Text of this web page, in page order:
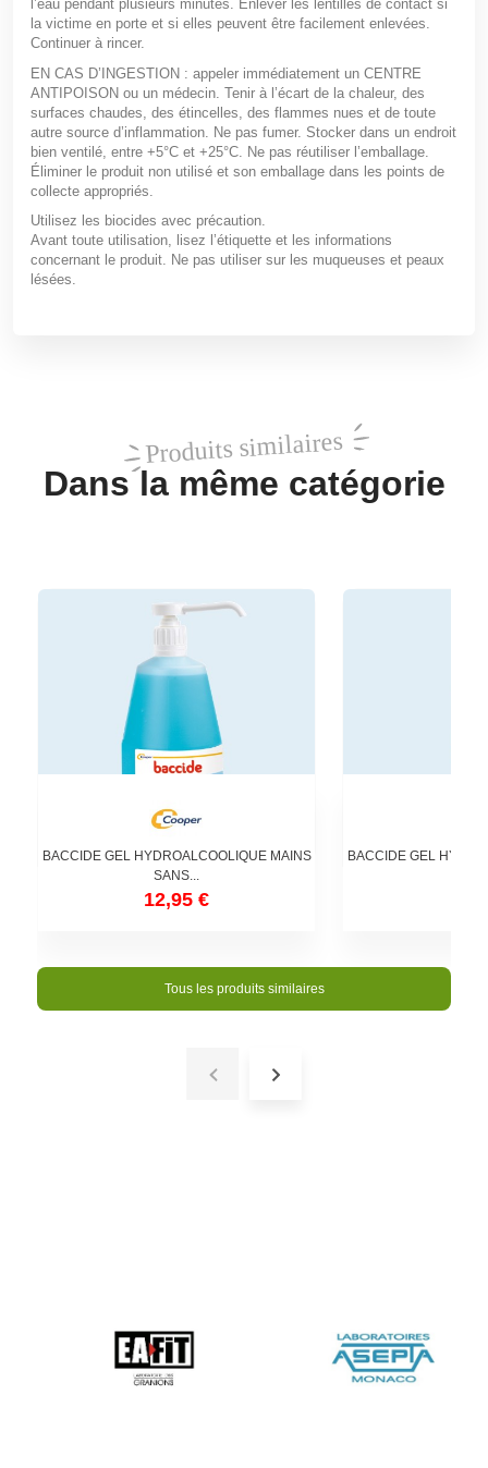
l’eau pendant plusieurs minutes. Enlever les lentilles de contact si
la victime en porte et si elles peuvent être facilement enlevées.
Continuer à rincer.
EN CAS D’INGESTION : appeler immédiatement un CENTRE
ANTIPOISON ou un médecin. Tenir à l’écart de la chaleur, des
surfaces chaudes, des étincelles, des flammes nues et de toute
autre source d’inflammation. Ne pas fumer. Stocker dans un endroit
bien ventilé, entre +5°C et +25°C. Ne pas réutiliser l’emballage.
Éliminer le produit non utilisé et son emballage dans les points de
collecte appropriés.
Utilisez les biocides avec précaution.
Avant toute utilisation, lisez l’étiquette et les informations
concernant le produit. Ne pas utiliser sur les muqueuses et peaux
lésées.
Produits similaires
Dans la même catégorie
BACCIDE GEL HYDROALCOOLIQUE MAINS
SANS...
12,95 €
BACCIDE GEL
Tous les produits similaires